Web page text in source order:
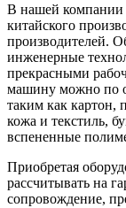
В нашей компании
китайского
производителей.
инженерные
прекрасными
машину можно по
таким как картон,
кожа и текстиль,
вспененные
Приобретая
рассчитывать на
сопровождение,